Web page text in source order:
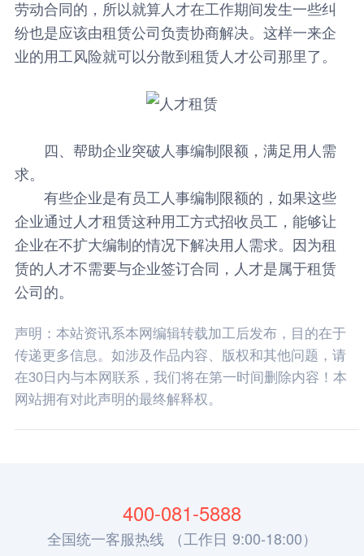
劳动合同的，所以就算人才在工作期间发生一些纠
纷也是应该由租赁公司负责协商解决。这样一来企
业的用工风险就可以分散到租赁人才公司那里了。
四、帮助企业突破人事编制限额，满足用人需
求。
有些企业是有员工人事编制限额的，如果这些
企业通过人才租赁这种用工方式招收员工，能够让
企业在不扩大编制的情况下解决用人需求。因为租
赁的人才不需要与企业签订合同，人才是属于租赁
公司的。
声明：本站资讯系本网编辑转载加工后发布，目的在于
传递更多信息。如涉及作品内容、版权和其他问题，请
在30日内与本网联系，我们将在第一时间删除内容！本
网站拥有对此声明的最终解释权。
400-081-5888
全国统一客服热线 （工作日 9:00-18:00）